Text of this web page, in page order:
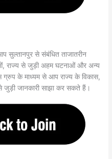
सुल्तानपुर से संबंधित ताजातरीन
राज्य से जुड़ी अहम घटनाओं और अन्य
के माध्यम से आप राज्य के विकास,
जुड़ी जानकारी साझा कर सकते हैं।